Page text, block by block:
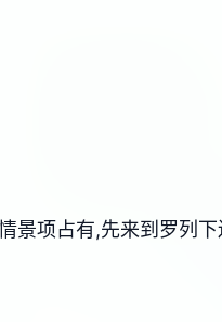
项占有,先来到罗列下